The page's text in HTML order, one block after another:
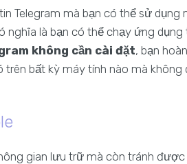
Telegram mà bạn có thể sử dụng
nghĩa là bạn có thể chạy ứng
không cần cài đặt, bạn
bất kỳ máy tính nào mà không
gian lưu trữ mà còn tránh được